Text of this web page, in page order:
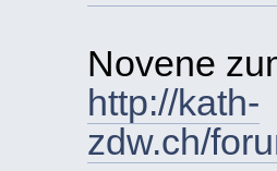
Novene
http://kath-
zdw.ch/